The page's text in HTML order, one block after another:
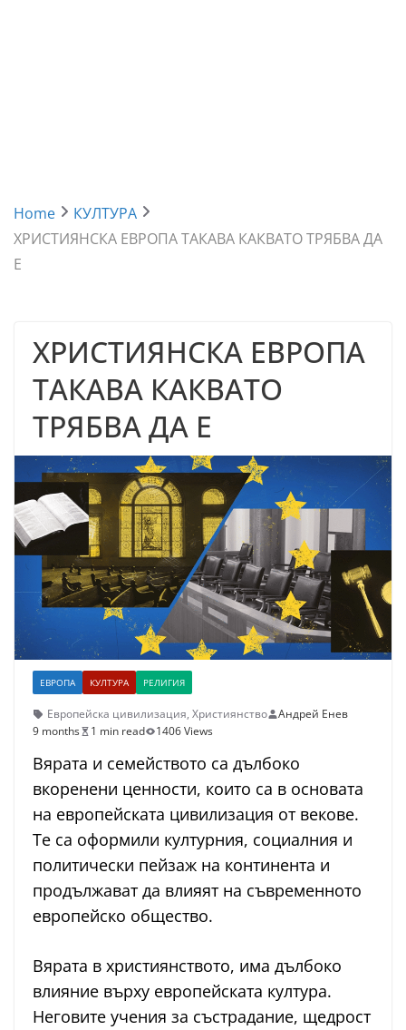
Home
КУЛТУРА
ХРИСТИЯНСКА ЕВРОПА ТАКАВА КАКВАТО ТРЯБВА ДА
Е
ХРИСТИЯНСКА ЕВРОПА
ТАКАВА КАКВАТО
ТРЯБВА ДА Е
ЕВРОПА КУЛТУРА РЕЛИГИЯ
Европейска цивилизация, Християнство
Андрей Енев
9 months
1 min read 1406 Views
Вярата и семейството са дълбоко
вкоренени ценности, които са в основата
на европейската цивилизация от векове.
Те са оформили културния, социалния и
политически пейзаж на континента и
продължават да влияят на съвременното
европейско общество.
Вярата в християнството, има дълбоко
влияние върху европейската култура.
Неговите учения за състрадание, щедрост